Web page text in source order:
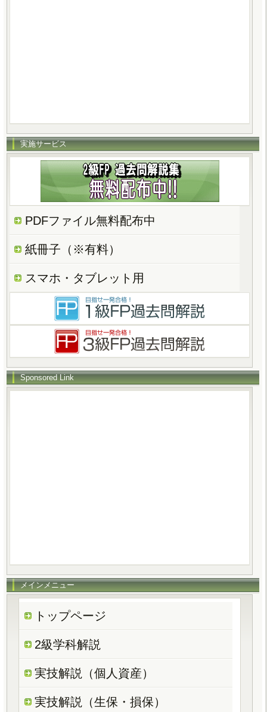
実施サービス
PDFファイル無料配布中
紙冊子（※有料）
スマホ・タブレット用
Sponsored Link
メインメニュー
トップページ
2級学科解説
実技解説（個人資産）
実技解説（生保・損保）